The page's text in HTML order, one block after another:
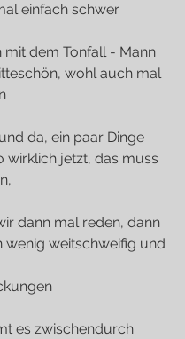
einfach schwer
mit dem Tonfall - Mann
wohl auch mal
da, ein paar Dinge
wirklich jetzt, das muss
dann mal reden, dann
wenig weitschweifig und
es zwischendurch